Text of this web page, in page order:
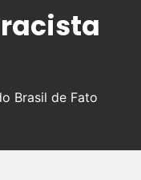
racista
Brasil de Fato